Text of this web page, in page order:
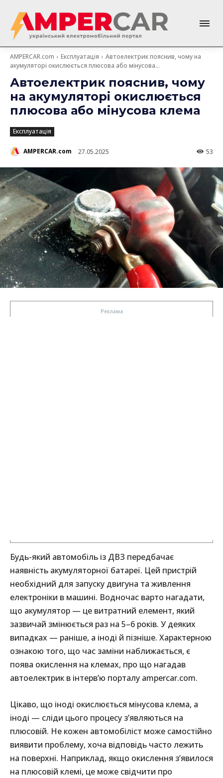
AMPERCAR.com Експлуатація
Автоелектрик пояснив, чому на
акумуляторі окислюється плюсова або мінусова...
Автоелектрик пояснив, чому
на акумуляторі окислюється
плюсова або мінусова клема
Експлуатація
AMPERCAR.com 27.05.2025 53
Будь-який автомобіль із ДВЗ передбачає
наявність акумуляторної батареї. Цей пристрій
необхідний для запуску двигуна та живлення
електроніки в машині. Водночас варто нагадати,
що акумулятор — це витратний елемент, який
зазвичай змінюється раз на 5–6 років. У деяких
випадках — раніше, а іноді й пізніше. Характерною
ознакою того, що час заміни наближається, є
поява окислення на клемах, про що нагадав
автоелектрик в інтерв’ю порталу ampercar.com.
Цікаво, що іноді окислюється мінусова клема, а
іноді — сліди цього процесу з’являються на
плюсовій. Не кожен автомобіліст може самостійно
виявити проблему, хоча відповідь часто лежить
на поверхні. Наприклад, якщо окислення з’явилося
на плюсовій клемі, це може свідчити про